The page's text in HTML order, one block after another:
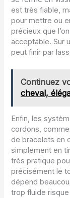
est très fiable,
pour mettre ou
précieux que
acceptable. Sur
peut finir par
Continuez
cheval,
Enfin, les
cordons,
de bracelets en
simplement en
très pratique
précisément le
dépend
trop fluide